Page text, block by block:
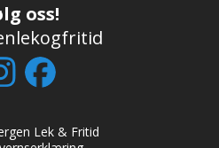
oss!
Lek & Fritid